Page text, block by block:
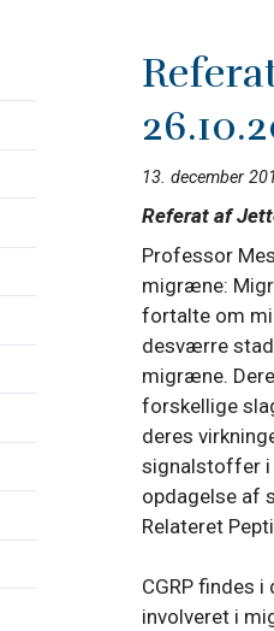
13. december
Referat af
Professor
migræne:
fortalte om
desværre
migræne.
forskellige
deres
signalstoffer i
opdagelse af
Relateret
CGRP findes
involveret i